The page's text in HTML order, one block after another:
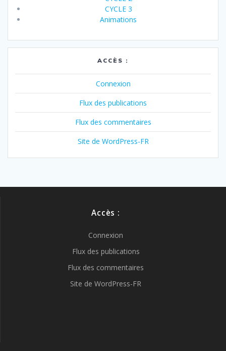
CYCLE 3
Animations
ACCÈS :
Connexion
Flux des publications
Flux des commentaires
Site de WordPress-FR
Accès :
Connexion
Flux des publications
Flux des commentaires
Site de WordPress-FR